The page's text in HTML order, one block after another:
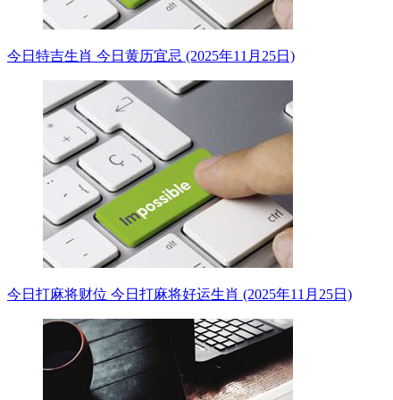
今日特吉生肖 今日黄历宜忌 (2025年11月25日)
今日打麻将财位 今日打麻将好运生肖 (2025年11月25日)